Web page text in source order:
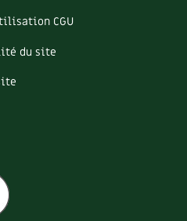
CGU
du site